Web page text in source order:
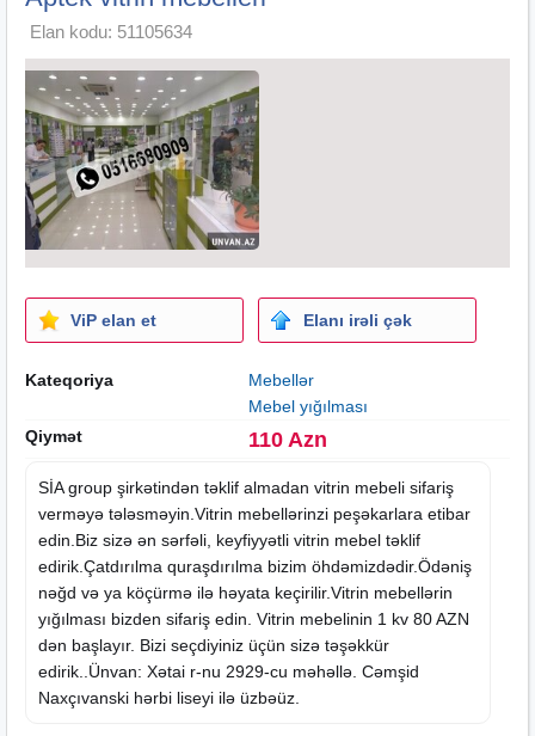
Elan kodu: 51105634
ViP elan et Elanı irəli çək
Kateqoriya
Mebellər
Mebel yığılması
Qiymət
110 Azn
SİA group şirkətindən təklif almadan vitrin mebeli sifariş
verməyə tələsməyin.Vitrin mebellərinzi peşəkarlara etibar
edin.Biz sizə ən sərfəli, keyfiyyətli vitrin mebel təklif
edirik.Çatdırılma quraşdırılma bizim öhdəmizdədir.Ödəniş
nəğd və ya köçürmə ilə həyata keçirilir.Vitrin mebellərin
yığılması bizden sifariş edin. Vitrin mebelinin 1 kv 80 AZN
dən başlayır. Bizi seçdiyiniz üçün sizə təşəkkür
edirik..Ünvan: Xətai r-nu 2929-cu məhəllə. Cəmşid
Naxçıvanski hərbi liseyi ilə üzbəüz.